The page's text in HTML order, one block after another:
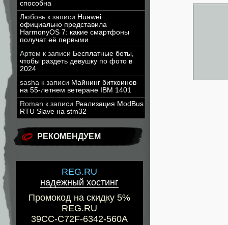
способна
Любовь к записи Huawei
официально представила
HarmonyOS 7: какие смартфоны
получат её первыми
Артем к записи Бесплатные боты,
чтобы раздеть девушку по фото в
2024
sasha к записи Майнинг биткоинов
на 55-летнем ветеране IBM 1401
Roman к записи Реализация ModBus
RTU Slave на stm32
РЕКОМЕНДУЕМ
REG.RU
надежный хостинг
Промокод на скидку 5%
REG.RU
39CC-C72F-6342-560A